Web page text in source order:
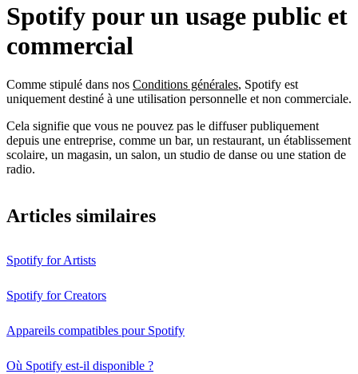
Spotify pour un usage public et
commercial
Comme stipulé dans nos Conditions générales, Spotify est
uniquement destiné à une utilisation personnelle et non commerciale.
Cela signifie que vous ne pouvez pas le diffuser publiquement
depuis une entreprise, comme un bar, un restaurant, un établissement
scolaire, un magasin, un salon, un studio de danse ou une station de
radio.
Articles similaires
Spotify for Artists
Spotify for Creators
Appareils compatibles pour Spotify
Où Spotify est-il disponible ?